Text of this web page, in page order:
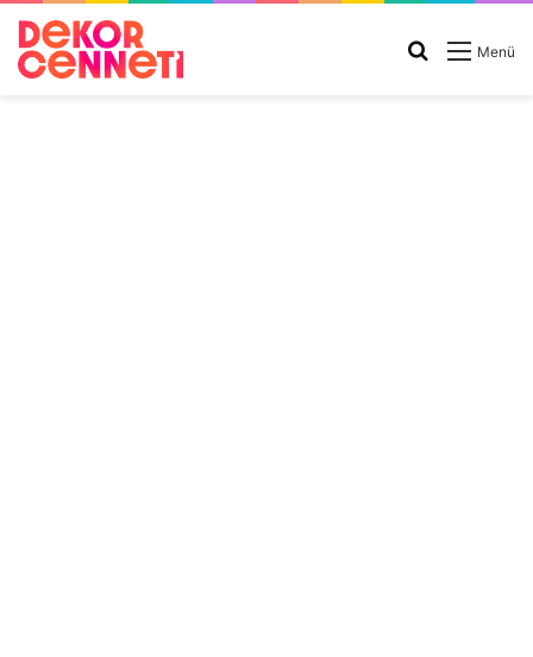
Menü
Arama